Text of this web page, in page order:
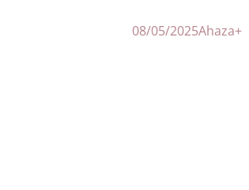
08/05/2025Ahaza+